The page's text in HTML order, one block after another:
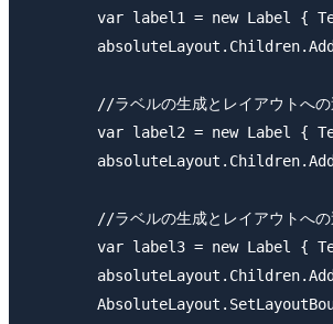
var label1 = new Label {
//ラベルの生成とレイアウトへ
var label2 = new Label {
//ラベルの生成とレイアウトへ
var label3 = new Label {